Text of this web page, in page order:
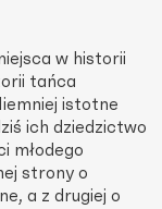
w historii
tańca
istotne
ich dziedzictwo
młodego
strony o
a z drugiej o